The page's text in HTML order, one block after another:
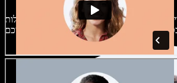
יישמעו אותו דבר. בחרו מתוך מאות קולות